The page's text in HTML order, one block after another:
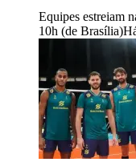
Equipes estreiam
10h (de Brasília)